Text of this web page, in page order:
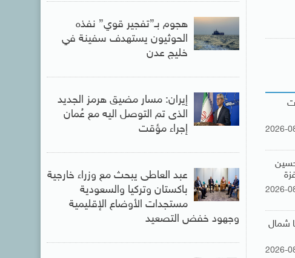
2026-
2026-
شمال
2026-
هجوم بـ”تفجير قوي” نفذه
الحوثيون يستهدف سفينة في
خليج عدن
إيران: مسار مضيق هرمز الجديد
الذى تم التوصل اليه مع عُمان
إجراء مؤقت
عبد العاطى يبحث مع وزراء خارجية
باكستان وتركيا والسعودية
مستجدات الأوضاع الإقليمية
وجهود خفض التصعيد